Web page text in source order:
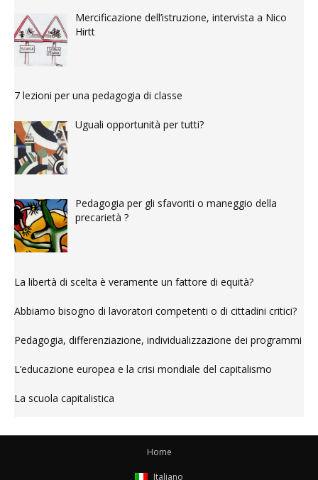
Mercificazione dell’istruzione, intervista a Nico
Hirtt
7 lezioni per una pedagogia di classe
Uguali opportunità per tutti?
Pedagogia per gli sfavoriti o maneggio della
precarietà ?
La libertà di scelta è veramente un fattore di equità?
Abbiamo bisogno di lavoratori competenti o di cittadini critici?
Pedagogia, differenziazione, individualizzazione dei programmi
L’educazione europea e la crisi mondiale del capitalismo
La scuola capitalistica
Home
Italiano